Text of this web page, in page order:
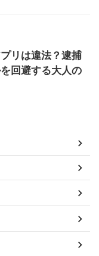
リは違法？逮捕
回避する大人の